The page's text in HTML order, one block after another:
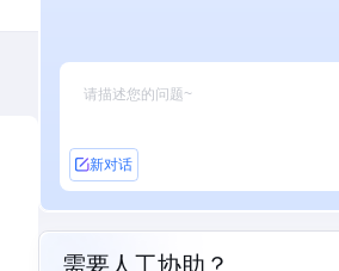
新对话
需要人工协助？